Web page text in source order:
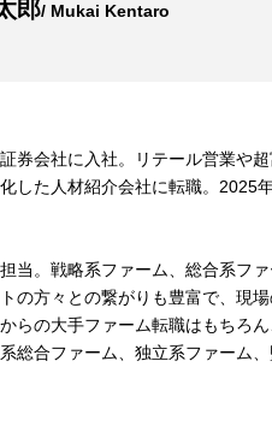
郎/ Mukai Kentaro
券会社に入社。リテール営業や
した人材紹介会社に転職。2025
当。戦略系ファーム、総合系フ
の方々との繋がりも豊富で、現
らの大手ファーム転職はもちろ
総合ファーム、独立系ファーム